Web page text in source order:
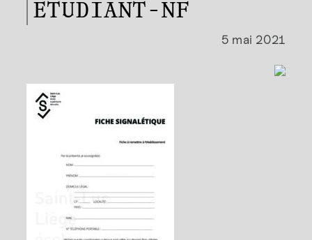
ETUDIANT-NF
5 mai 2021